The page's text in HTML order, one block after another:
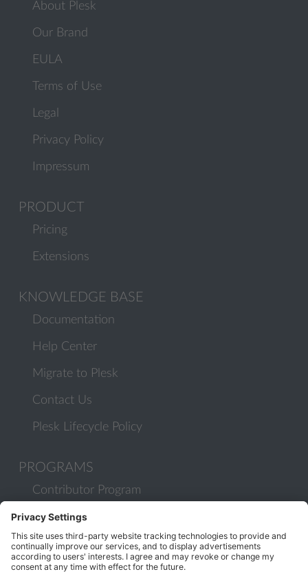
About Plesk
Our Brand
EULA
Terms of Use
Legal
Privacy Policy
Impressum
PRODUCT
Pricing
Extensions
KNOWLEDGE BASE
Documentation
Help Center
Migrate to Plesk
Contact Us
Plesk Lifecycle Policy
PROGRAMS
Contributor Program
Partner Program
COMMUNITY